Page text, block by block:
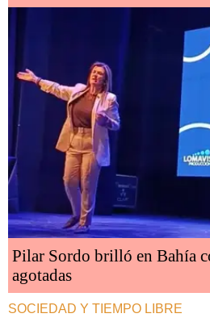
Pilar Sordo brilló en Bahía
agotadas
SOCIEDAD Y TIEMPO LIBRE